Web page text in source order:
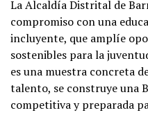
La Alcaldía Distrital de
compromiso con una
incluyente, que amplíe
sostenibles para la
es una muestra concreta
talento, se construye una
competitiva y preparada